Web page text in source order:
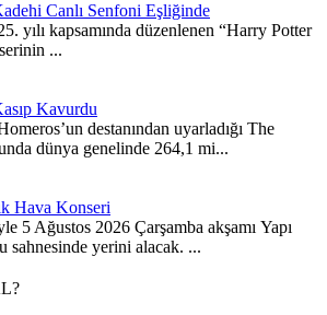
Canlı Senfoni Eşliğinde
yılı kapsamında düzenlenen “Harry Potter
...
Kavurdu
destanından uyarladığı The
dünya genelinde 264,1 mi...
Hava Konseri
5 Ağustos 2026 Çarşamba akşamı Yapı
sahnesinde yerini alacak. ...